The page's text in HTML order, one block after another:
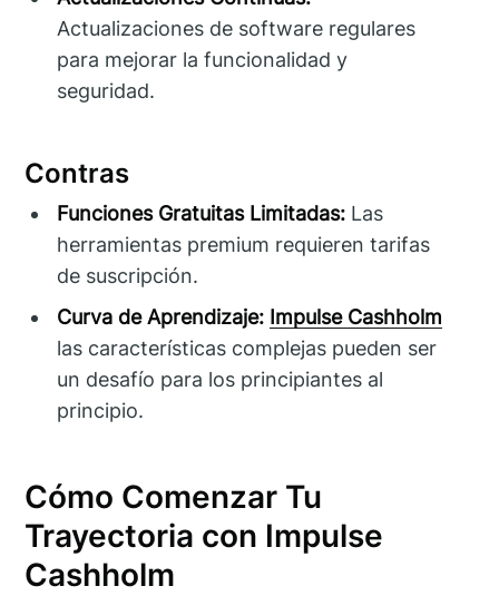
Actualizaciones de software regulares
para mejorar la funcionalidad y
seguridad.
Contras
Funciones Gratuitas Limitadas: Las
herramientas premium requieren tarifas
de suscripción.
Curva de Aprendizaje: Impulse Cashholm
las características complejas pueden ser
un desafío para los principiantes al
principio.
Cómo Comenzar Tu
Trayectoria con Impulse
Cashholm